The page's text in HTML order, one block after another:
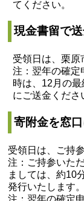
てください。
現金書留で
受領日は、栗原
注：翌年の確定
時は、12月の
にご送金くださ
寄附金を窓
受領日は、ご持
注：ご持参いた
ましては、約10
発行いたします。